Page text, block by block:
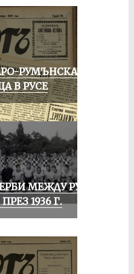
РУМЪНСКА
В РУСЕ
МЕЖДУ РУСЕ
1936 Г.